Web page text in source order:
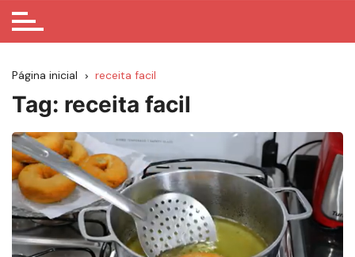
Página inicial receita facil
Tag: receita facil